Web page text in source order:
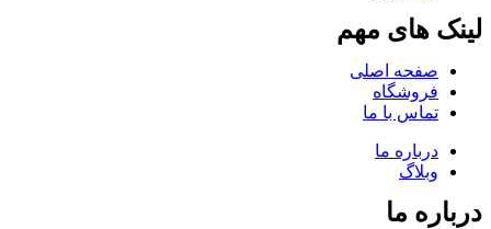
لینک های مهم
صفحه اصلی
فروشگاه
تماس با ما
درباره ما
وبلاگ
درباره ما